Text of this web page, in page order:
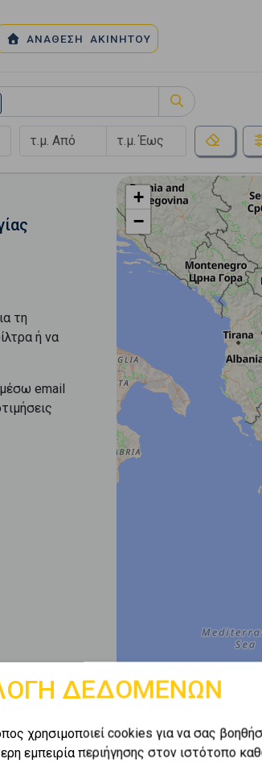
ΑΝΑΘΕΣΗ ΑΚΙΝΗΤΟΥ
τη
ή να
email
+
−
ΔΕΔΟΜΕΝΩΝ
χρησιμοποιεί cookies για να σας
εμπειρία περιήγησης στον ιστότοπο